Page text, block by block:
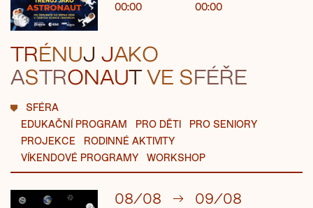
00:00 00:00
TRÉNUJ JAKO
ASTRONAUTVE SFÉŘE
SFÉRA
EDUKAČNÍ PROGRAM
PRO DĚTI
PRO SENIORY
PROJEKCE
RODINNÉ AKTIVITY
VÍKENDOVÉ PROGRAMY
WORKSHOP
08/08 → 09/08